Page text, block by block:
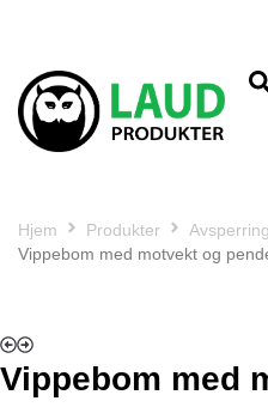
Hjem Produkter Avsperring
Vippebom med motvekt og
Vippebom med